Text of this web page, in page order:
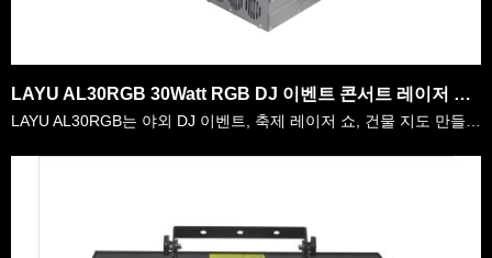
LAYU AL30RGB 30Watt RGB DJ 이벤트 콘서트 레이저 라이트 프로젝터